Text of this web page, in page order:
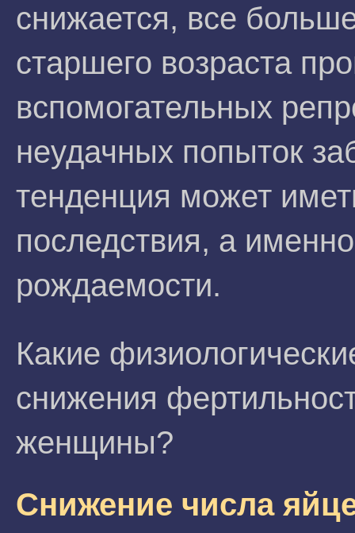
снижается, все
старшего возраста
вспомогательных
неудачных попыток
тенденция может
последствия, а
рождаемости.
Какие
снижения
женщины?
Снижение числа